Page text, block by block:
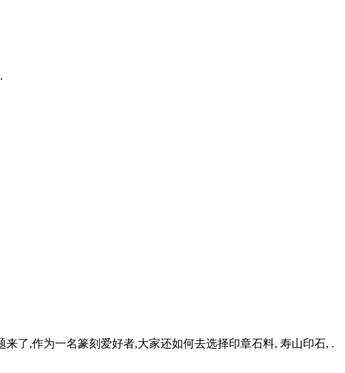
了,作为一名篆刻爱好者,大家还如何去选择印章石料, 寿山印石, .